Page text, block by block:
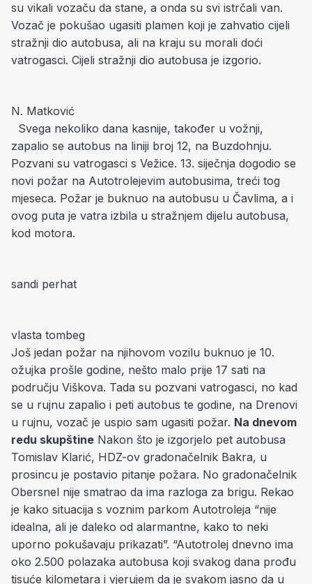
su vikali vozaču da stane, a onda su svi istrčali van.
Vozač je pokušao ugasiti plamen koji je zahvatio cijeli
stražnji dio autobusa, ali na kraju su morali doći
vatrogasci. Cijeli stražnji dio autobusa je izgorio.
N. Matković
Svega nekoliko dana kasnije, također u vožnji,
zapalio se autobus na liniji broj 12, na Buzdohnju.
Pozvani su vatrogasci s Vežice. 13. siječnja dogodio se
novi požar na Autotrolejevim autobusima, treći tog
mjeseca. Požar je buknuo na autobusu u Čavlima, a i
ovog puta je vatra izbila u stražnjem dijelu autobusa,
kod motora.
sandi perhat
vlasta tombeg
Još jedan požar na njihovom vozilu buknuo je 10.
ožujka prošle godine, nešto malo prije 17 sati na
području Viškova. Tada su pozvani vatrogasci, no kad
se u rujnu zapalio i peti autobus te godine, na Drenovi
u rujnu, vozač je uspio sam ugasiti požar. Na dnevom
redu skupštine Nakon što je izgorjelo pet autobusa
Tomislav Klarić, HDZ-ov gradonačelnik Bakra, u
prosincu je postavio pitanje požara. No gradonačelnik
Obersnel nije smatrao da ima razloga za brigu. Rekao
je kako situacija s voznim parkom Autotroleja “nije
idealna, ali je daleko od alarmantne, kako to neki
uporno pokušavaju prikazati”. “Autotrolej dnevno ima
oko 2.500 polazaka autobusa koji svakog dana prođu
tisuće kilometara i vjerujem da je svakom jasno da u